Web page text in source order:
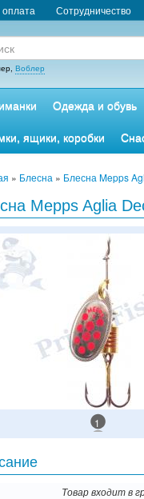
оплата Сотрудничество
Воблер
Одежда и обувь
ящики, коробки
» Блесна » Блесна Mepps
Mepps Aglia
1
Товар входит в